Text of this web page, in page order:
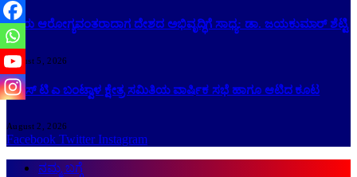
ಜನರು ಆರೋಗ್ಯವಂತರಾದಾಗ ದೇಶದ ಅಭಿವೃದ್ಧಿಗೆ ಸಾಧ್ಯ: ಡಾ. ಜಯಕುಮಾರ್ ಶೆಟ್ಟಿ
August 5, 2026
ಕೆ ಎಸ್ ಟಿ ಎ ಬಂಟ್ವಾಳ ಕ್ಷೇತ್ರ ಸಮಿತಿಯ ವಾರ್ಷಿಕ ಸಭೆ ಹಾಗೂ ಆಟಿದ ಕೂಟ
August 2, 2026
Facebook Twitter Instagram
ನಮ್ಮ ಬಗ್ಗೆ